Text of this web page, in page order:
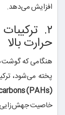
افزایش می‌دهد.
۲.
حرارت بالا
هنگامی که گوشت
پخته می‌شود،
(PAHs)
خاصیت جهش‌زایی